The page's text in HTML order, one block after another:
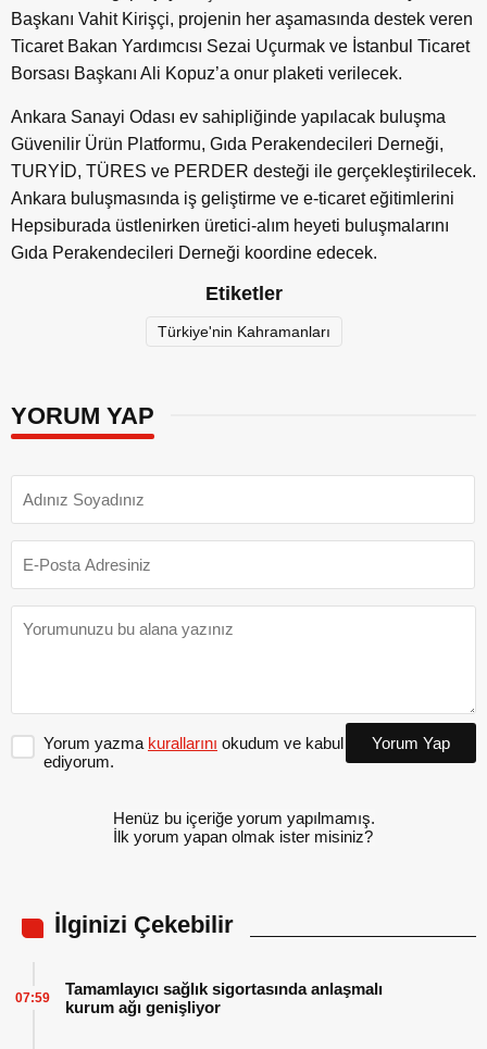
Başkanı Vahit Kirişçi, projenin her aşamasında destek veren
Ticaret Bakan Yardımcısı Sezai Uçurmak ve İstanbul Ticaret
Borsası Başkanı Ali Kopuz’a onur plaketi verilecek.
Ankara Sanayi Odası ev sahipliğinde yapılacak buluşma
Güvenilir Ürün Platformu, Gıda Perakendecileri Derneği,
TURYİD, TÜRES ve PERDER desteği ile gerçekleştirilecek.
Ankara buluşmasında iş geliştirme ve e-ticaret eğitimlerini
Hepsiburada üstlenirken üretici-alım heyeti buluşmalarını
Gıda Perakendecileri Derneği koordine edecek.
Etiketler
Türkiye'nin Kahramanları
YORUM YAP
Yorum yazma kurallarını okudum ve kabul
ediyorum.
Yorum Yap
Henüz bu içeriğe yorum yapılmamış.
İlk yorum yapan olmak ister misiniz?
İlginizi Çekebilir
Tamamlayıcı sağlık sigortasında anlaşmalı
kurum ağı genişliyor
07:59